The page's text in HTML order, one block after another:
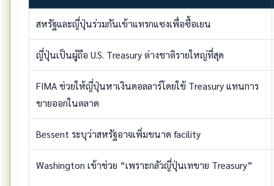
สหรัฐและญี่ปุ่นร่วมกันเข้าแทรกแซงเพื่อซื้อเยน
ญี่ปุ่นเป็นผู้ถือ U.S. Treasury ต่างชาติรายใหญ่ที่สุด
FIMA ช่วยให้ญี่ปุ่นหาเงินดอลลาร์โดยใช้ Treasury แทนการ
ขายออกในตลาด
Bessent ระบุว่าสหรัฐอาจเพิ่มขนาด facility
Washington เข้าช่วย “เพราะกลัวญี่ปุ่นเทขาย Treasury”